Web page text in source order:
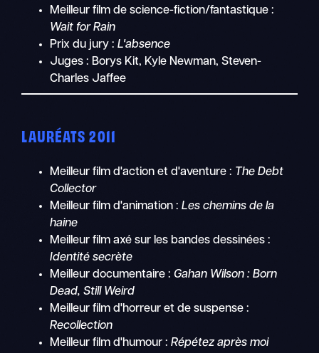
Meilleur film de science-fiction/fantastique :
Wait for Rain
Prix du jury :L'absence
Juges : Borys Kit, Kyle Newman, Steven-
Charles Jaffee
LAURÉATS 2011
Meilleur film d'action et d'aventure : The Debt
Collector
Meilleur film d'animation :Les chemins de la
haine
Meilleur film axé sur les bandes dessinées :
Identité secrète
Meilleur documentaire : Gahan Wilson : Born
Dead, Still Weird
Meilleur film d'horreur et de suspense :
Recollection
Meilleur film d'humour :Répétez après moi